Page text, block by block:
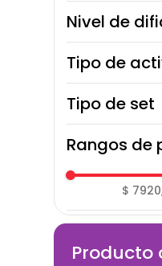
Goma / Silicona
Nivel de
Fácil
Tipo de
Pintura
Tipo de set
Moldeables
Rangos de
$
Producto